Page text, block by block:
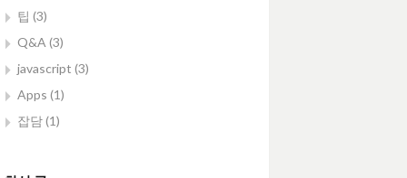
팁 (3)
Q&A (3)
javascript (3)
Apps (1)
잡담(1)